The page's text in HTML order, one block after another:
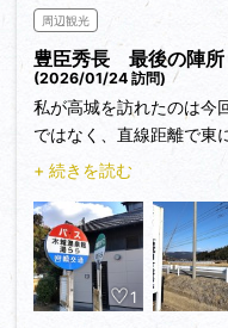
るまで島津に邪魔されな
る気はなかったのかもし
らだち、総大将を任され
兄）と、血気に逸る田北
口論が陣中で始まってし
がなくなったようです。
その時です！ 有信を助
る島津主力軍3万が根白
下りこの高城川の近くま
戦するため松山之陣を
Uターン、一斉に逃げる
周辺観光
豊臣秀長 最後の陣所
(2026/01/24 訪問)
私が高城を訪れたのは今
ではなく、直線距離で東
陣を敷いたとされる「松
また高鍋駅から木城行の
湯らら」で下車すると
左の山）。標高は100ｍ
😊と思いきや・・・？
+ 続きを読む
1